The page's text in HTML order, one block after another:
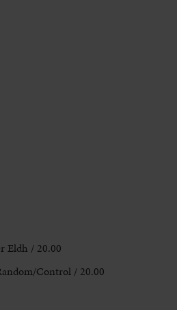
Eldh / 20.00
Control / 20.00